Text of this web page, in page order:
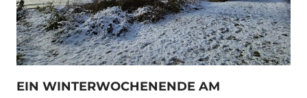
EIN WINTERWOCHENENDE AM